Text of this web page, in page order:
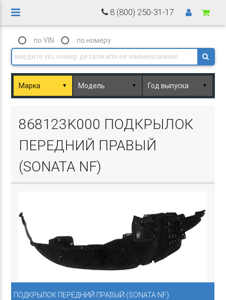
8 (800) 250-31-17
по VIN по номеру
▼ ▼ ▼
868123K000 ПОДКРЫЛОК
ПЕРЕДНИЙ ПРАВЫЙ
(SONATA NF)
ПОДКРЫЛОК ПЕРЕДНИЙ ПРАВЫЙ (SONATA NF)